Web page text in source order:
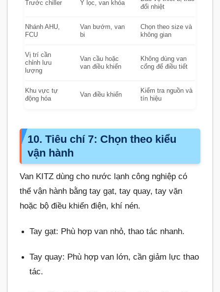
Trước chiller Y lọc, van khóa
đổi nhiệt
Nhánh AHU,
FCU
Van bướm, van
bi
Chọn theo size và
không gian
Vị trí cần
chỉnh lưu
lượng
Van cầu hoặc
van điều khiển
Không dùng van
cổng để điều tiết
Khu vực tự
động hóa
Van điều khiển
Kiểm tra nguồn và
tín hiệu
10. Tiêu chí 7: Chọn theo kiểu
vận hành
Van KITZ dùng cho nước lạnh công nghiệp có
thể vận hành bằng tay gạt, tay quay, tay vặn
hoặc bộ điều khiển điện, khí nén.
Tay gạt: Phù hợp van nhỏ, thao tác nhanh.
Tay quay: Phù hợp van lớn, cần giảm lực thao
tác.